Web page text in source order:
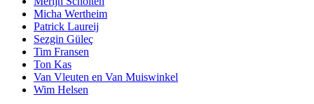
Micha Wertheim
Patrick Laureij
Sezgin Güleç
Tim Fransen
Ton Kas
Van Vleuten en Van Muiswinkel
Wim Helsen